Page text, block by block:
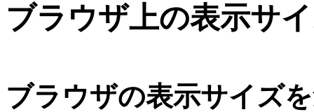
ブラウザ上の表示サ
ブラウザの表示サイズ